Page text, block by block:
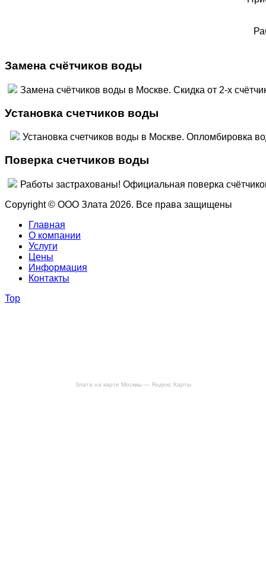
Злата на карте Москвы — Яндекс Карты
Замена счётчиков воды
Замена счётчиков воды в Москве. Скидка от 2-х
Установка счетчиков воды
Установка счетчиков воды в Москве. Опломбировка
Поверка счетчиков воды
Работы застрахованы! Официальная поверка
Copyright © ООО Злата 2026. Все права защищены
Главная
О компании
Услуги
Цены
Информация
Контакты
Top